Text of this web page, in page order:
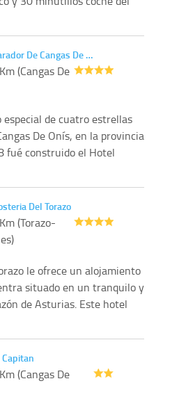
De Cangas De …
(Cangas De
de cuatro estrellas
De Onís, en la provincia
fué construido el Hotel
Del Torazo
(Torazo-
le ofrece un alojamiento
situado en un tranquilo y
de Asturias. Este hotel
(Cangas De